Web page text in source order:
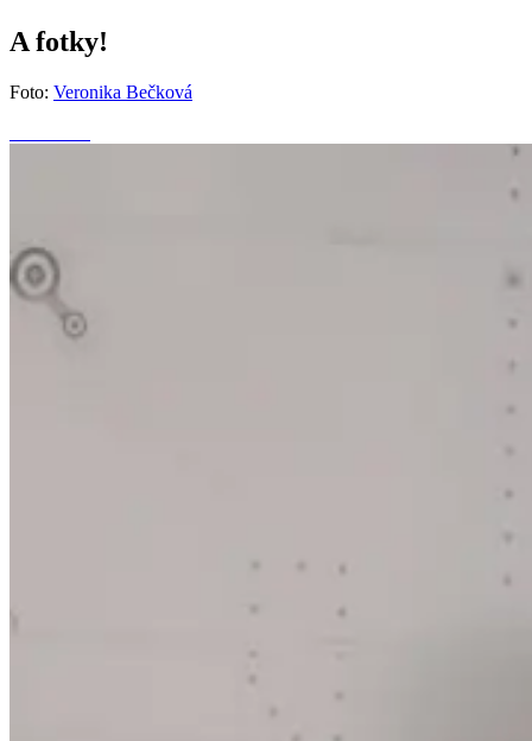
A fotky!
Foto: Veronika Bečková